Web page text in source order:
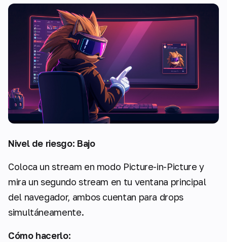
Nivel de riesgo: Bajo
Coloca un stream en modo Picture-in-Picture y
mira un segundo stream en tu ventana principal
del navegador, ambos cuentan para drops
simultáneamente.
Cómo hacerlo: